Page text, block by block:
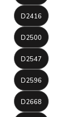
D2416
D2500
D2547
D2596
D2668